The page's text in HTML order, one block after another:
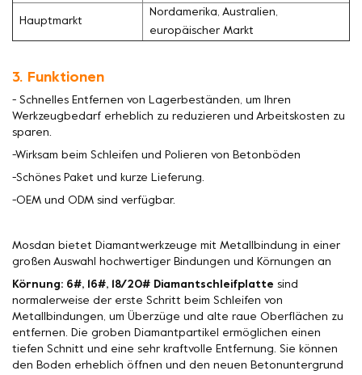
Hauptmarkt
Nordamerika, Australien,
europäischer Markt
3. Funktionen
- Schnelles Entfernen von Lagerbeständen, um Ihren
Werkzeugbedarf erheblich zu reduzieren und Arbeitskosten zu
sparen.
-Wirksam beim Schleifen und Polieren von Betonböden
-Schönes Paket und kurze Lieferung.
-OEM und ODM sind verfügbar.
Mosdan bietet Diamantwerkzeuge mit Metallbindung in einer
großen Auswahl hochwertiger Bindungen und Körnungen an
Körnung: 6#, 16#, 18/20# Diamantschleifplatte sind
normalerweise der erste Schritt beim Schleifen von
Metallbindungen, um Überzüge und alte raue Oberflächen zu
entfernen. Die groben Diamantpartikel ermöglichen einen
tiefen Schnitt und eine sehr kraftvolle Entfernung. Sie können
den Boden erheblich öffnen und den neuen Betonuntergrund